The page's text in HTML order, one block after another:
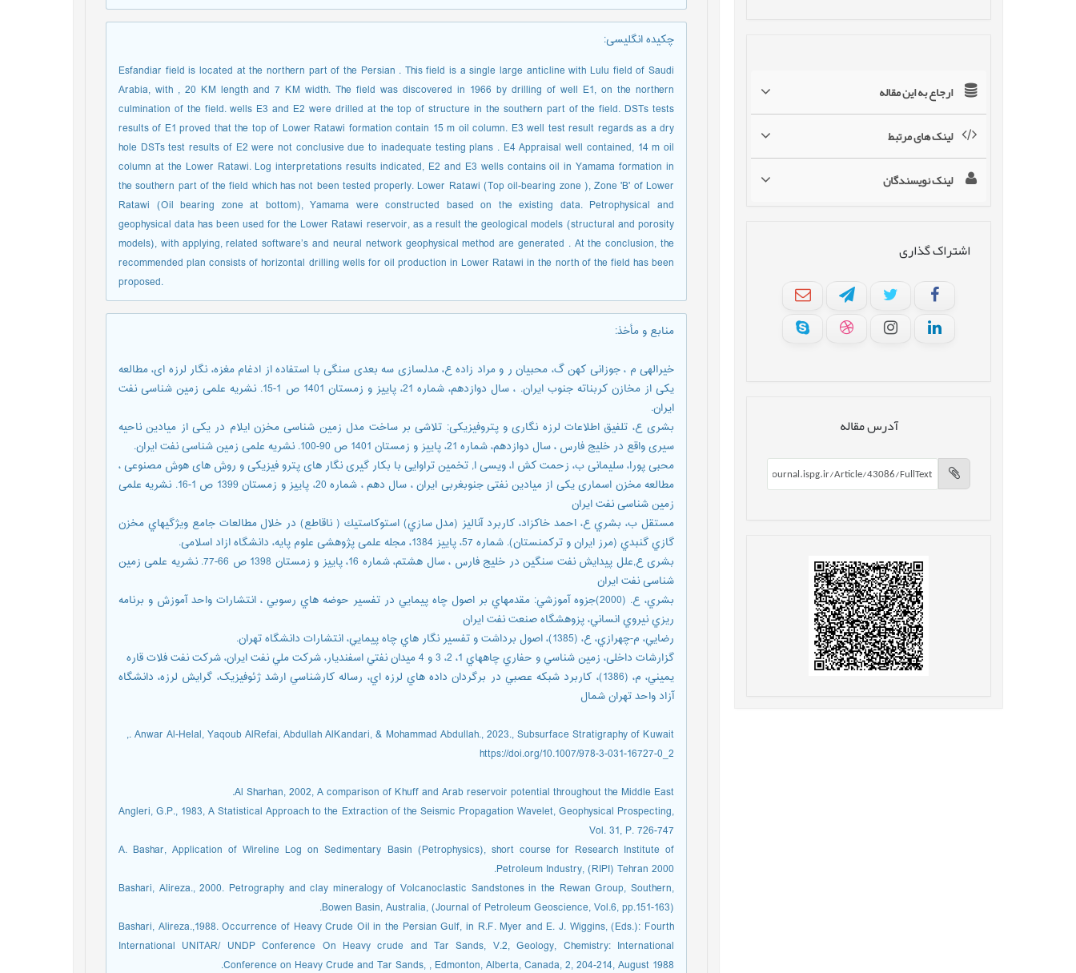
ارجاع به این مقاله
لینک های مرتبط
لینک نویسندگان
اشتراک گذاری
آدرس مقاله
چکیده انگلیسی:
Esfandiar field is located at the northern part of the Persian . This field is a single large anticline with Lulu field of Saudi
Arabia, with , 20 KM length and 7 KM width. The field was discovered in 1966 by drilling of well E1, on the northern
culmination of the field. wells E3 and E2 were drilled at the top of structure in the southern part of the field. DSTs tests
results of E1 proved that the top of Lower Ratawi formation contain 15 m oil column. E3 well test result regards as a dry
hole DSTs test results of E2 were not conclusive due to inadequate testing plans . E4 Appraisal well contained, 14 m oil
column at the Lower Ratawi. Log interpretations results indicated, E2 and E3 wells contains oil in Yamama formation in
the southern part of the field which has not been tested properly. Lower Ratawi (Top oil-bearing zone ), Zone 'B' of Lower
Ratawi (Oil bearing zone at bottom), Yamama were constructed based on the existing data. Petrophysical and
geophysical data has been used for the Lower Ratawi reservoir, as a result the geological models (structural and porosity
models), with applying, related software’s and neural network geophysical method are generated . At the conclusion, the
recommended plan consists of horizontal drilling wells for oil production in Lower Ratawi in the north of the field has been
proposed.
منابع و مأخذ:
خیرالهی م ، جوزانی کهن گ، محبیان ر و مراد زاده ع، مدلسازی سه بعدی سنگی با استفاده از ادغام مغزه، نگار لرزه ای، مطالعه
یکی از مخازن کربناته جنوب ایران. ، سال دوازدهم، شماره 21، پاییز و زمستان 1401 ص 1-15. نشریه علمی زمین شناسی نفت
ایران.
بشری ع، تلفیق اطلاعات لرزه نگاری و پتروفیزیکی: تلاشی بر ساخت مدل زمین شناسی مخزن ایلام در یکی از میادین ناحیه
سیری واقع در خلیج فارس ، سال دوازدهم، شماره 21، پاییز و زمستان 1401 ص 90-100. نشریه علمی زمین شناسی نفت ایران.
محبی پورا، سلیمانی ب، زحمت کش ا، ویسی ا, تخمین تراوایی با بکار گیری نگار های پترو فیزیکی و روش های هوش مصنوعی ،
مطالعه مخزن اسماری یکی از میادین نفتی جنوبغربی ایران ، سال دهم ، شماره 20، پاییز و زمستان 1399 ص 1-16. نشریه علمی
زمین شناسی نفت ایران
مستقل ب، بشري ع، احمد خاكزاد، كاربرد آناليز (مدل سازي) استوكاستيك ( ناقاطع) در خلال مطالعات جامع ويژگيهاي مخزن
گازي گنبدي (مرز ايران و تركمنستان). شماره 57، پاییز 1384، مجله علمی پژوهشی علوم پایه، دانشگاه ازاد اسلامی.
بشری ع,علل پیدایش نفت سنگین در خلیج فارس ، سال هشتم، شماره 16، پاییز و زمستان 1398 ص 66-77. نشریه علمی زمین
شناسی نفت ایران
بشري، ع. (2000)جزوه آموزشي: مقدمهاي بر اصول چاه پيمايي در تفسير حوضه هاي رسوبي ، انتشارات واحد آموزش و برنامه
ريزي نيروي انساني، پزوهشگاه صنعت نفت ایران
رضايي، م-چهرازي، ع، (1385)، اصول برداشت و تفسير نگار هاي چاه پيمايي، انتشارات دانشگاه تهران.
گزارشات داخلی، زمين شناسي و حفاري چاههاي 1، 2، 3 و 4 ميدان نفتي اسفنديار، شرکت ملي نفت ايران، شرکت نفت فلات قاره
يميني، م، (1386)، کاربرد شبکه عصبي در برگردان داده هاي لرزه اي، رساله كارشناسي ارشد ژئوفيزيک، گرايش لرزه، دانشگاه
آزاد واحد تهران شمال
Anwar Al-Helal, Yaqoub AlRefai, Abdullah AlKandari, & Mohammad Abdullah., 2023., Subsurface Stratigraphy of Kuwait .,
https://doi.org/10.1007/978-3-031-16727-0_2
Al Sharhan, 2002, A comparison of Khuff and Arab reservoir potential throughout the Middle East.
Angleri, G.P., 1983, A Statistical Approach to the Extraction of the Seismic Propagation Wavelet, Geophysical Prospecting,
Vol. 31, P. 726-747
A. Bashar, Application of Wireline Log on Sedimentary Basin (Petrophysics), short course for Research Institute of
Petroleum Industry, (RIPI) Tehran 2000.
Bashari, Alireza., 2000. Petrography and clay mineralogy of Volcanoclastic Sandstones in the Rewan Group, Southern,
Bowen Basin, Australia, (Journal of Petroleum Geoscience, Vol.6, pp.151-163).
Bashari, Alireza.,1988. Occurrence of Heavy Crude Oil in the Persian Gulf, in R.F. Myer and E. J. Wiggins, (Eds.): Fourth
International UNITAR/ UNDP Conference On Heavy crude and Tar Sands, V.2, Geology, Chemistry: International
Conference on Heavy Crude and Tar Sands, , Edmonton, Alberta, Canada, 2, 204-214, August 1988.